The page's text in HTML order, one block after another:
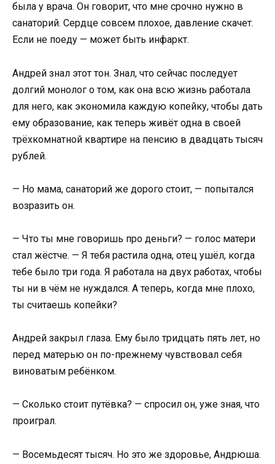
была у врача. Он говорит, что мне срочно нужно в
санаторий. Сердце совсем плохое, давление скачет.
Если не поеду — может быть инфаркт.
Андрей знал этот тон. Знал, что сейчас последует
долгий монолог о том, как она всю жизнь работала
для него, как экономила каждую копейку, чтобы дать
ему образование, как теперь живёт одна в своей
трёхкомнатной квартире на пенсию в двадцать тысяч
рублей.
— Но мама, санаторий же дорого стоит, — попытался
возразить он.
— Что ты мне говоришь про деньги? — голос матери
стал жёстче. — Я тебя растила одна, отец ушёл, когда
тебе было три года. Я работала на двух работах, чтобы
ты ни в чём не нуждался. А теперь, когда мне плохо,
ты считаешь копейки?
Андрей закрыл глаза. Ему было тридцать пять лет, но
перед матерью он по-прежнему чувствовал себя
виноватым ребёнком.
— Сколько стоит путёвка? — спросил он, уже зная, что
проиграл.
— Восемьдесят тысяч. Но это же здоровье, Андрюша.